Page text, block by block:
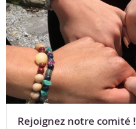
Rejoignez notre comité !